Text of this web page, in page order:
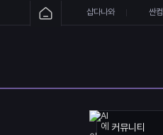
샵다나와 싼컴
커뮤니티